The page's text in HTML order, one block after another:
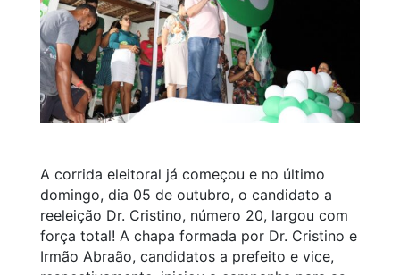
A corrida eleitoral já começou e no último
domingo, dia 05 de outubro, o candidato a
reeleição Dr. Cristino, número 20, largou com
força total! A chapa formada por Dr. Cristino e
Irmão Abraão, candidatos a prefeito e vice,